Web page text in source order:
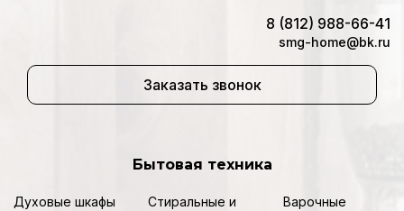
8 (812) 988-66-41
smg-home@bk.ru
Заказать звонок
Бытовая техника
Духовые шкафы
Стиральные и
Варочные